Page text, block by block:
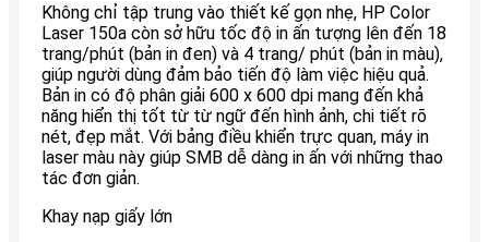
Không chỉ tập trung vào thiết kế gọn nhẹ, HP Color
Laser 150a còn sở hữu tốc độ in ấn tượng lên đến 18
trang/phút (bản in đen) và 4 trang/ phút (bản in màu),
giúp người dùng đảm bảo tiến độ làm việc hiệu quả.
Bản in có độ phân giải 600 x 600 dpi mang đến khả
năng hiển thị tốt từ từ ngữ đến hình ảnh, chi tiết rõ
nét, đẹp mắt. Với bảng điều khiển trực quan, máy in
laser màu này giúp SMB dễ dàng in ấn với những thao
tác đơn giản.
Khay nạp giấy lớn